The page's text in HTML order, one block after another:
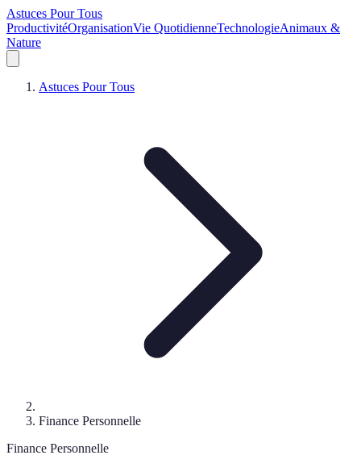
Astuces Pour Tous
ProductivitéOrganisationVie QuotidienneTechnologieAnimaux &
Nature
Astuces Pour Tous
Finance Personnelle
Finance Personnelle